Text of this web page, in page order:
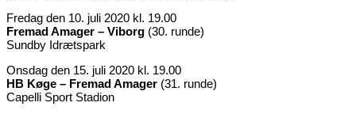
Fredag den 10. juli 2020 kl. 19.00
Fremad Amager – Viborg (30. runde)
Sundby Idrætspark
Onsdag den 15. juli 2020 kl. 19.00
HB Køge – Fremad Amager (31. runde)
Capelli Sport Stadion